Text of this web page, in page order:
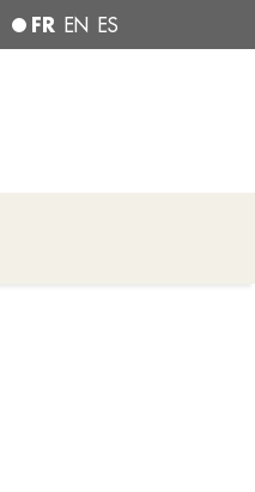
FR EN ES